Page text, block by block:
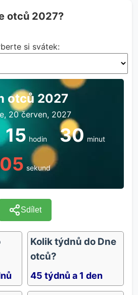
otců 2027?
si svátek:
otců 2027
20 červen, 2027
15 hodin 30 minut
05 sekund
Sdílet
Kolik týdnů do Dne
otců?
45 týdnů a 1 den